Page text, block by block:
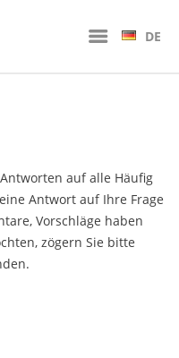
DE
auf alle Häufig
Antwort auf Ihre Frage
Vorschläge haben
zögern Sie bitte